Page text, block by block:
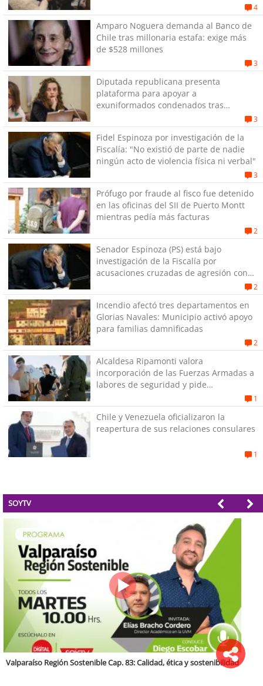
4
Amparo Noguera demanda al Banco de
Chile tras millonaria estafa: exige más
de $528 millones
3
Diputada republicana presenta
plataforma para apoyar a
exuniformados condenados tras
3
Fidel Espinoza por investigación de la
Fiscalía: "No existió de parte de nadie
ningún acto de violencia física ni verbal"
3
Prófugo por fraude al fisco fue detenido
en las oficinas del SII de Puerto Montt
mientras pedía más facturas
2
Senador Espinoza (PS) está bajo
investigación de la Fiscalía por
acusaciones cruzadas de agresión con
2
Incendio afectó tres departamentos en
Glorias Navales: Municipio activó apoyo
para familias damnificadas
2
Alcaldesa Ripamonti valora
incorporación de las Fuerzas Armadas a
labores de seguridad y pide
1
Chile y Venezuela oficializaron la
reapertura de sus relaciones consulares
1
SOYTV
Región Sostenible Cap 60: Economía circular y desarrollo regional